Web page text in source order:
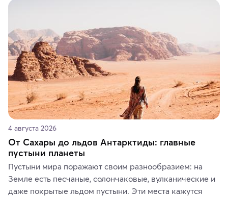
4 августа 2026
От Сахары до льдов Антарктиды: главные
пустыни планеты
Пустыни мира поражают своим разнообразием: на
Земле есть песчаные, солончаковые, вулканические и
даже покрытые льдом пустыни. Эти места кажутся